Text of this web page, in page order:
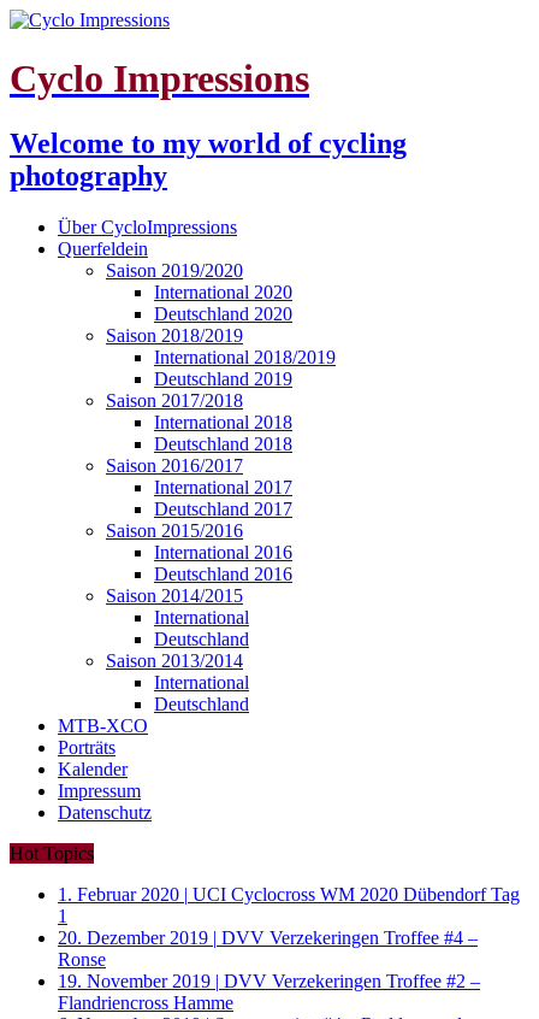
Cyclo Impressions
Welcome to my world of cycling
photography
Über CycloImpressions
Querfeldein
Saison 2019/2020
International 2020
Deutschland 2020
Saison 2018/2019
International 2018/2019
Deutschland 2019
Saison 2017/2018
International 2018
Deutschland 2018
Saison 2016/2017
International 2017
Deutschland 2017
Saison 2015/2016
International 2016
Deutschland 2016
Saison 2014/2015
International
Deutschland
Saison 2013/2014
International
Deutschland
MTB-XCO
Porträts
Kalender
Impressum
Datenschutz
Hot Topics
1. Februar 2020 | UCI Cyclocross WM 2020 Dübendorf Tag
1
20. Dezember 2019 | DVV Verzekeringen Troffee #4 –
Ronse
19. November 2019 | DVV Verzekeringen Troffee #2 –
Flandriencross Hamme